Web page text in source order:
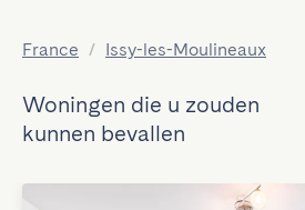
France / Issy-les-Moulineaux
Woningen die u zouden
kunnen bevallen